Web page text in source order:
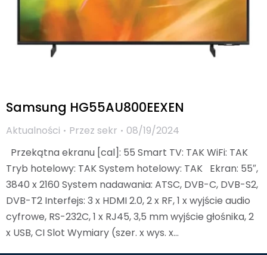
Samsung HG55AU800EEXEN
Aktualności Przez sekr
08/19/2024
Przekątna ekranu [cal]: 55 Smart TV: TAK WiFi: TAK
Tryb hotelowy: TAK System hotelowy: TAK Ekran: 55″,
3840 x 2160 System nadawania: ATSC, DVB-C, DVB-S2,
DVB-T2 Interfejs: 3 x HDMI 2.0, 2 x RF, 1 x wyjście audio
cyfrowe, RS-232C, 1 x RJ45, 3,5 mm wyjście głośnika, 2
x USB, CI Slot Wymiary (szer. x wys. x…